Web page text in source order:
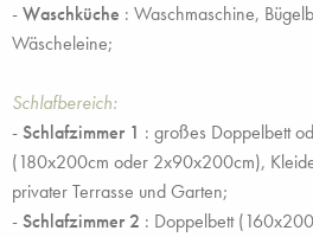
-Waschküche : Waschmaschine,
Wäscheleine;
Schlafbereich:
-Schlafzimmer 1 : großes Doppelbett
(180x200cm oder 2x90x200cm),
privater Terrasse und Garten;
-Schlafzimmer 2 : Doppelbett